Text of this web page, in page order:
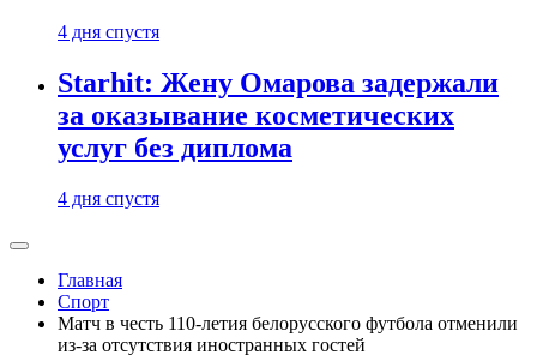
4 дня спустя
Starhit: Жену Омарова задержали
за оказывание косметических
услуг без диплома
4 дня спустя
Главная
Спорт
Матч в честь 110-летия белорусского футбола отменили
из-за отсутствия иностранных гостей